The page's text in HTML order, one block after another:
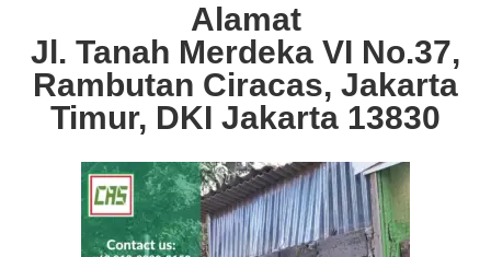
Alamat
Jl. Tanah Merdeka VI No.37,
Rambutan Ciracas, Jakarta
Timur, DKI Jakarta 13830